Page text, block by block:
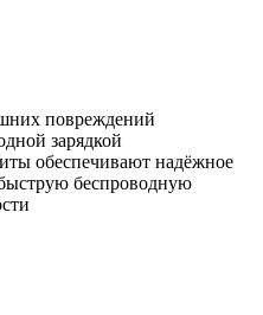
повреждений
зарядкой
обеспечивают надёжное
беспроводную